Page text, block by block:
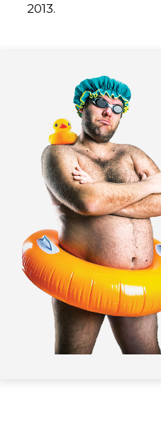
2013.